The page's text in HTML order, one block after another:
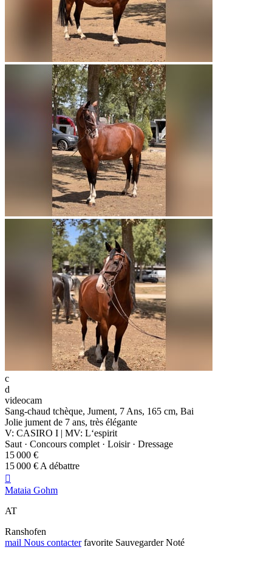
c
d
videocam
Sang-chaud tchèque, Jument, 7 Ans, 165 cm, Bai
Jolie jument de 7 ans, très élégante
V: CASIRO I | MV: L‘espirit
Saut · Concours complet · Loisir · Dressage
15 000 €
15 000 € A débattre

Mataia Gohm
AT
Ranshofen
mail Nous contacter favorite Sauvegarder Noté